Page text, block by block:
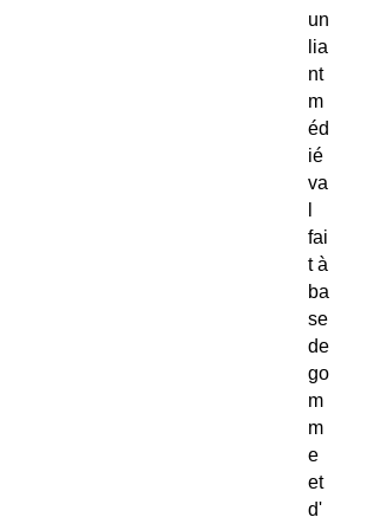
un
lia
nt
m
éd
ié
va
fai
t à
ba
se
de
go
m
m
e
et
d'